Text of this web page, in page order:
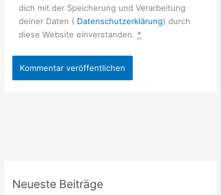
dich mit der Speicherung und Verarbeitung
deiner Daten ( Datenschutzerklärung) durch
diese Website einverstanden. *
Neueste Beiträge